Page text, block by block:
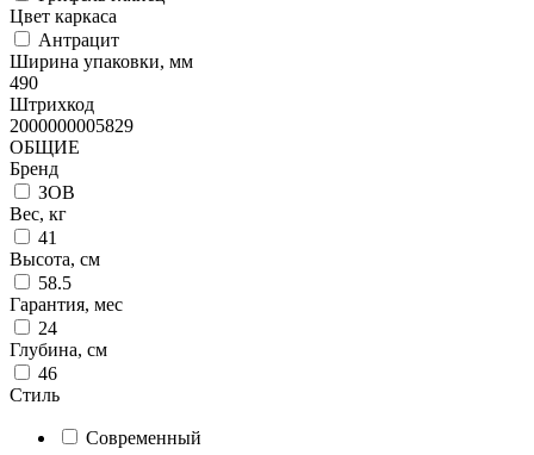
Цвет каркаса
Антрацит
Ширина упаковки, мм
490
Штрихкод
2000000005829
ОБЩИЕ
Бренд
ЗОВ
Вес, кг
41
Высота, см
58.5
Гарантия, мес
24
Глубина, см
46
Стиль
Современный